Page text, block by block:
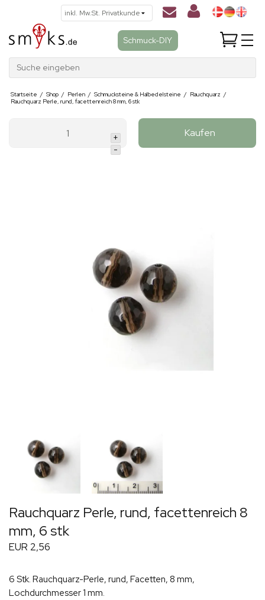
Schmuck-DIY
Suche eingeben
Startseite / Shop / Perlen / Schmucksteine & Halbedelsteine / Rauchquarz /
Rauchquarz Perle, rund, facettenreich 8 mm, 6 stk
+
-
Kaufen
Rauchquarz Perle, rund, facettenreich 8
mm, 6 stk
EUR 2,56
6 Stk. Rauchquarz-Perle, rund, Facetten, 8 mm,
Lochdurchmesser 1 mm.